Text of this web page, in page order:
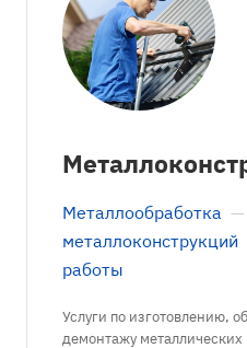
Металлообработка —
металлоконструкций
работы
Услуги по изготовлению,
демонтажу